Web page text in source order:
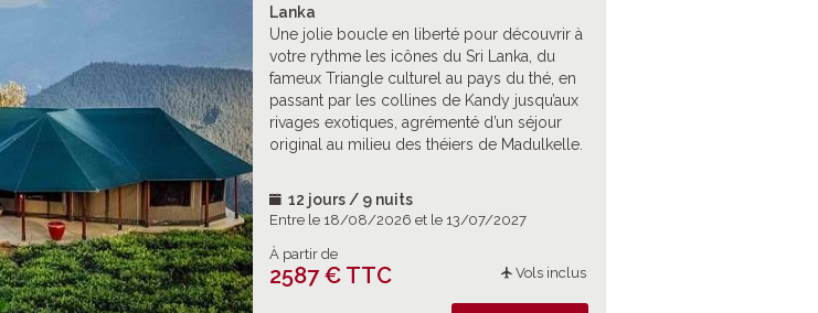
Lanka
Une jolie boucle en liberté pour découvrir à
votre rythme les icônes du Sri Lanka, du
fameux Triangle culturel au pays du thé, en
passant par les collines de Kandy jusqu’aux
rivages exotiques, agrémenté d’un séjour
original au milieu des théiers de Madulkelle.
12 jours / 9 nuits
Entre le 18/08/2026 et le 13/07/2027
À partir de
2587 € TTC Vols inclus